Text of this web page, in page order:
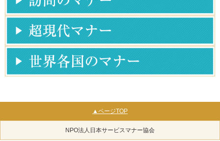
▲ページTOP
NPO法人日本サービスマナー協会